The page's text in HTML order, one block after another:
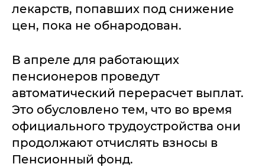
лекарств, попавших под снижение
цен, пока не обнародован.
В апреле для работающих
пенсионеров проведут
автоматический перерасчет выплат.
Это обусловлено тем, что во время
официального трудоустройства они
продолжают отчислять взносы в
Пенсионный фонд.